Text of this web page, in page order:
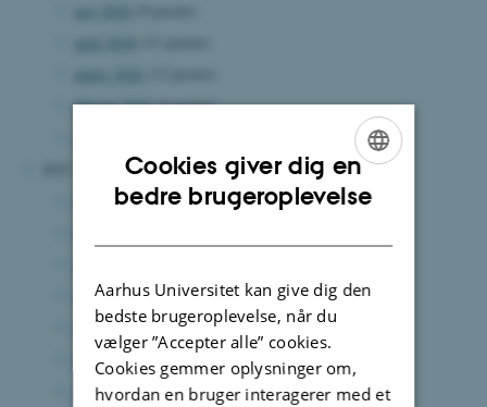
maj 2026
februar 2026(6 poster)
december 2025(11 poster)
september 2025(7 poster)
august 2025 (12 poster)
juli 2025(6 poster)
juni 2025(15 poster)
ENGLISH
Cookies giver dig en
bedre brugeroplevelse
Aarhus Universitet kan give dig den
bedste brugeroplevelse, når du
vælger ”Accepter alle” cookies.
Cookies gemmer oplysninger om,
hvordan en bruger interagerer med et